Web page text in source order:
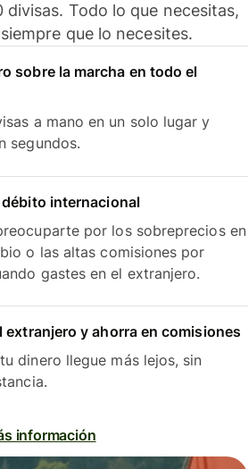
divisas. Todo lo que necesitas,
que lo necesites.
sobre la marcha en todo el
a mano en un solo lugar y
segundos.
internacional
por los sobreprecios en
o las altas comisiones por
gastes en el extranjero.
extranjero y ahorra en comisiones
dinero llegue más lejos, sin
información